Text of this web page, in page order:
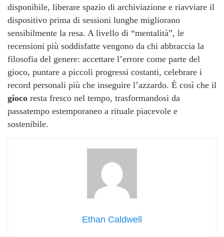
disponibile, liberare spazio di archiviazione e riavviare il
dispositivo prima di sessioni lunghe migliorano
sensibilmente la resa. A livello di “mentalità”, le
recensioni più soddisfatte vengono da chi abbraccia la
filosofia del genere: accettare l’errore come parte del
gioco, puntare a piccoli progressi costanti, celebrare i
record personali più che inseguire l’azzardo. È così che il
gioco resta fresco nel tempo, trasformandosi da
passatempo estemporaneo a rituale piacevole e
sostenibile.
Ethan Caldwell